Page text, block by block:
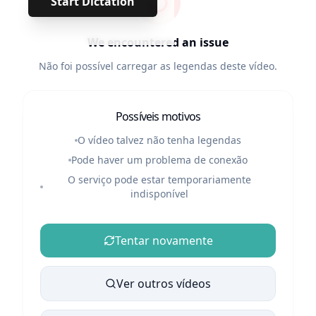
We encountered an issue
Não foi possível carregar as legendas deste vídeo.
Possíveis motivos
O vídeo talvez não tenha legendas
Pode haver um problema de conexão
O serviço pode estar temporariamente
indisponível
Tentar novamente
Ver outros vídeos